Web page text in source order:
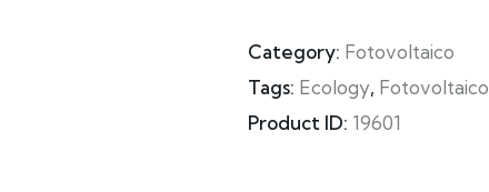
Category: Fotovoltaico
Tags: Ecology, Fotovoltaico
Product ID: 19601